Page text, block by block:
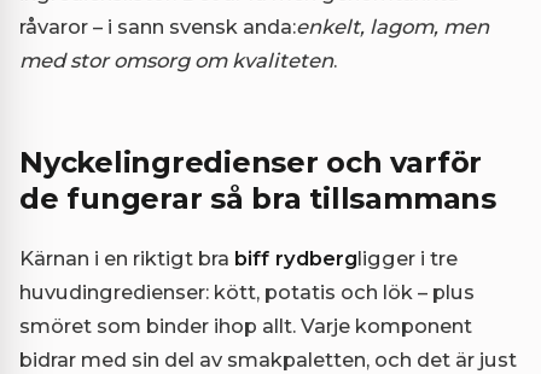
råvaror – i sann svensk anda:enkelt, lagom, men
med stor omsorg om kvaliteten.
Nyckelingredienser och varför
de fungerar så bra tillsammans
Kärnan i en riktigt bra biff rydbergligger i tre
huvudingredienser: kött, potatis och lök – plus
smöret som binder ihop allt. Varje komponent
bidrar med sin del av smakpaletten, och det är just